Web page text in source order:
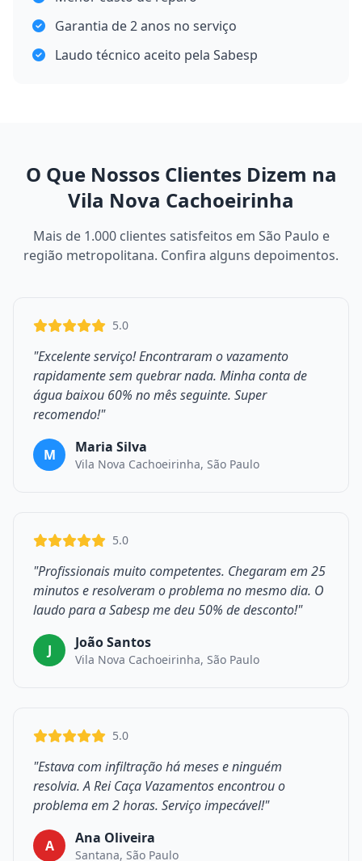
Garantia de 2 anos no serviço
Laudo técnico aceito pela Sabesp
O Que Nossos Clientes Dizem na
Vila Nova Cachoeirinha
Mais de 1.000 clientes satisfeitos em São Paulo e
região metropolitana. Confira alguns depoimentos.
5.0
"Excelente serviço! Encontraram o vazamento
rapidamente sem quebrar nada. Minha conta de
água baixou 60% no mês seguinte. Super
recomendo!"
M Maria Silva
Vila Nova Cachoeirinha, São Paulo
5.0
"Profissionais muito competentes. Chegaram em 25
minutos e resolveram o problema no mesmo dia. O
laudo para a Sabesp me deu 50% de desconto!"
J João Santos
Vila Nova Cachoeirinha, São Paulo
5.0
"Estava com infiltração há meses e ninguém
resolvia. A Rei Caça Vazamentos encontrou o
problema em 2 horas. Serviço impecável!"
A Ana Oliveira
Santana, São Paulo